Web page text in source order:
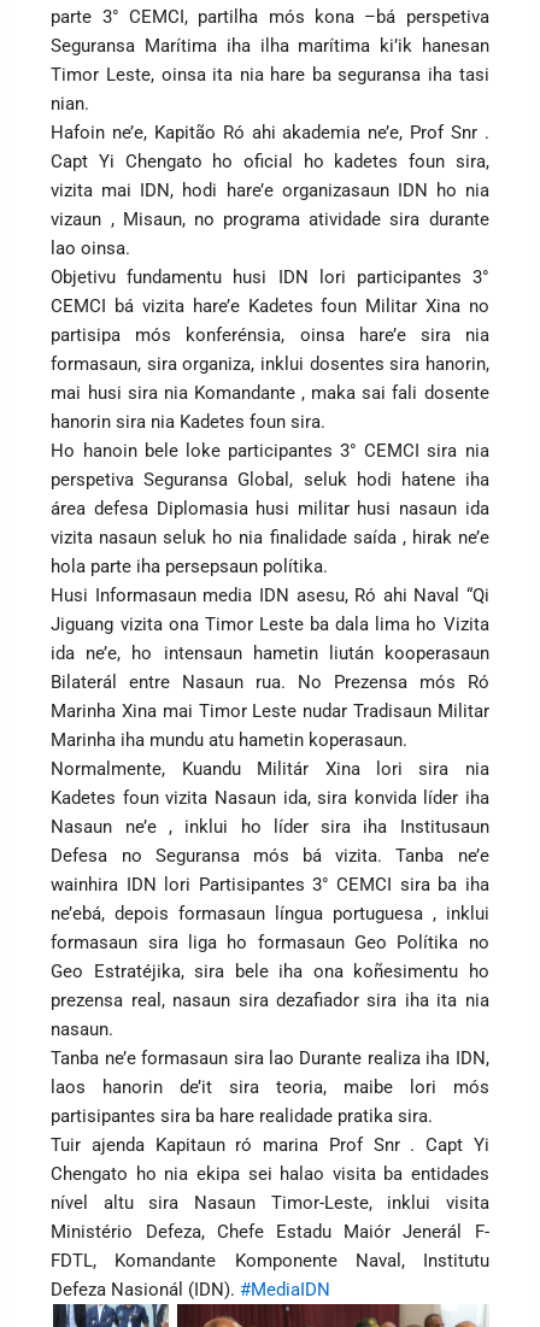
parte 3° CEMCI, partilha mós kona –bá perspetiva
Seguransa Marítima iha ilha marítima ki’ik hanesan
Timor Leste, oinsa ita nia hare ba seguransa iha tasi
nian.
Hafoin ne’e, Kapitão Ró ahi akademia ne’e, Prof Snr .
Capt Yi Chengato ho oficial ho kadetes foun sira,
vizita mai IDN, hodi hare’e organizasaun IDN ho nia
vizaun , Misaun, no programa atividade sira durante
lao oinsa.
Objetivu fundamentu husi IDN lori participantes 3°
CEMCI bá vizita hare’e Kadetes foun Militar Xina no
partisipa mós konferénsia, oinsa hare’e sira nia
formasaun, sira organiza, inklui dosentes sira hanorin,
mai husi sira nia Komandante , maka sai fali dosente
hanorin sira nia Kadetes foun sira.
Ho hanoin bele loke participantes 3° CEMCI sira nia
perspetiva Seguransa Global, seluk hodi hatene iha
área defesa Diplomasia husi militar husi nasaun ida
vizita nasaun seluk ho nia finalidade saída , hirak ne’e
hola parte iha persepsaun polítika.
Husi Informasaun media IDN asesu, Ró ahi Naval “Qi
Jiguang vizita ona Timor Leste ba dala lima ho Vizita
ida ne’e, ho intensaun hametin liután kooperasaun
Bilaterál entre Nasaun rua. No Prezensa mós Ró
Marinha Xina mai Timor Leste nudar Tradisaun Militar
Marinha iha mundu atu hametin koperasaun.
Normalmente, Kuandu Militár Xina lori sira nia
Kadetes foun vizita Nasaun ida, sira konvida líder iha
Nasaun ne’e , inklui ho líder sira iha Institusaun
Defesa no Seguransa mós bá vizita. Tanba ne’e
wainhira IDN lori Partisipantes 3° CEMCI sira ba iha
ne’ebá, depois formasaun língua portuguesa , inklui
formasaun sira liga ho formasaun Geo Polítika no
Geo Estratéjika, sira bele iha ona koñesimentu ho
prezensa real, nasaun sira dezafiador sira iha ita nia
nasaun.
Tanba ne’e formasaun sira lao Durante realiza iha IDN,
laos hanorin de’it sira teoria, maibe lori mós
partisipantes sira ba hare realidade pratika sira.
Tuir ajenda Kapitaun ró marina Prof Snr . Capt Yi
Chengato ho nia ekipa sei halao visita ba entidades
nível altu sira Nasaun Timor-Leste, inklui visita
Ministério Defeza, Chefe Estadu Maiór Jenerál F-
FDTL, Komandante Komponente Naval, Institutu
Defeza Nasionál (IDN).#MediaIDN